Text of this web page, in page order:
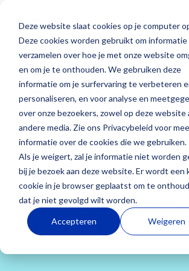
Deze website slaat cookies op je computer
Deze cookies worden gebruikt om
verzamelen over hoe je met onze website
en om je te onthouden. We gebruiken deze
informatie om je surfervaring te verbeteren
personaliseren, en voor analyse en
over onze bezoekers, zowel op deze website
andere media. Zie ons Privacybeleid voor
informatie over de cookies die we gebruiken.
Als je weigert, zal je informatie niet worden
bij je bezoek aan deze website. Er wordt een
cookie in je browser geplaatst om te
dat je niet gevolgd wilt worden.
Accepteren Weigeren
main
Basisonderwijs
Elke dag zie
je jouw
leerlingen
groeien. Bij
Dia begrijpen
waardevol
Secundair
onderwijs
Onderwijs
draait niet
alleen om
punten,
groei van
Basisonderwijs
Dia-groeiwijzer
Dia-LVS-toetsen
Diaplus: oefenmateriaal
Dia-
Dia-LVS-
Onze Academie
Dia komt naar jou
Over ons
Wij zijn
ontwikkelaar
en uitgever
van het
adaptieve
leerlingvolgsysteem
Werken bij
Dia
Bij Dia
werken we
met een
enthousiast
richting
Basis-
onderwijs
Elke dag zie je je leerlingen
begrijpen we hoe belangrijk het
inzicht te krijgen in hun
onze betrouwbare toetsen en
oefenmateriaal help je leerlingen
en zorgen we samen voor een